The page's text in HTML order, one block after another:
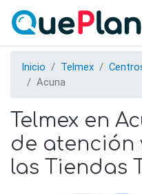
Inicio Telmex
Acuna
Telmex en
de atención
las Tiendas